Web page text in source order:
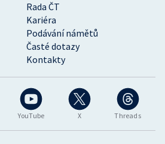
YouTube X Threads
Rada ČT
Kariéra
Podávání námětů
Časté dotazy
Kontakty